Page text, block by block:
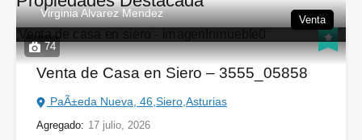
74
Virginia Alvarez Mendez
Venta
Venta de Casa en Siero – 3555_05858
PaÃ±eda Nueva, 46,Siero,Asturias
Agregado: 17 julio, 2026